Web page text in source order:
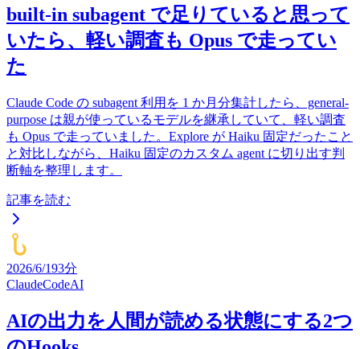
built-in subagent で足りていると思って
いたら、軽い調査も Opus で走ってい
た
Claude Code の subagent 利用を 1 か月分集計したら、general-
purpose は親が使っているモデルを継承していて、軽い調査
も Opus で走っていました。Explore が Haiku 固定だったこと
と対比しながら、Haiku 固定のカスタム agent に切り出す判
断軸を整理します。
記事を読む
2026/6/193分
ClaudeCodeAI
AIの出力を人間が読める状態にする2つ